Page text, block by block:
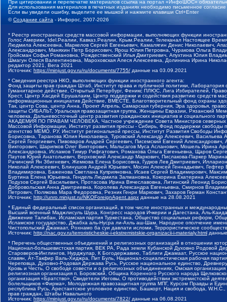
При цитировании и перепечатке материалов ссылка на портал «ИнфоШОС»
Для использования материалов в печатных изданиях необходимо письменное
Если вы увидели ошибку, выделите ее мышкой и нажмите клавиши Ctrl+Enter
©Создание сайта - Инфорос, 2007-2026
* Реестр иностранных средств массовой информации, выполняющих функции
Голос Америки, Idel.Реалии, Кавказ.Реалии, Крым.Реалии, Телеканал Настоящее
Людмила Алексеевна, Маркелов Сергей Евгеньевич, Камалягин Денис Николаевич,
Александрович, Маняхин Петр Борисович, Ярош Юлия Петровна, Чуракова Ольга
Гройсман Софья Романовна, Рождественский Илья Дмитриевич, Апухтина Юлия
Шмагун Олеся Валентиновна, Мароховская Алеся Алексеевна, Долинина Ирина
редактор 2021, Вега 2021
Источник: https://minjust.gov.ru/ru/documents/7755/ данные на 03.09.2021
* Сведения реестра НКО, выполняющих функции иностранного агента:
Фонд защиты прав граждан Штаб, Институт права и публичной политики,
Гуманитарное действие, Открытый Петербург, Феникс ПЛЮС, Лига Избирателей,
Крест, Центр Хасдей Ерушалаим, Центр поддержки и содействия развитию средств
информационных инициатив Действие, ВМЕСТЕ, Благотворительный фонд охраны
Так, центр Сова, центр Анна, Проект Апрель, Самарская губерния, Эра здоровья,
защиты СИБАЛЬТ, Уральская правозащитная группа, Женщины Евразии, Рязанский
человека, Дальневосточный центр развития гражданских инициатив и социального
АКАДЕМИЯ ПО ПРАВАМ ЧЕЛОВЕКА, Частное учреждение Совета Министров северных
Массовой Информации, Институт развития прессы - Сибирь, Фонд поддержки
агентство МЕМО. РУ, Институт региональной прессы, Институт Развития Свободы
Борисовна, Таранова Юлия Николаевна, Туровский Александр Алексеевич,
Сергей Георгиевич, Пивоваров Андрей Сергеевич, Писемский Евгений
Викторович, Шарипков Олег Викторович, Мальсагов Муса Асланович, Мошель Ирина
Александровна, Исламов Тимур Рифгатович, Романова Ольга Евгеньевна, Щаров
Паутов Юрий Анатольевич, Верховский Александр Маркович, Пислакова-Паркер
Рачинский Ян Збигневич, Жемкова Елена Борисовна, Гудков Лев Дмитриевич,
Николай Алексеевич, Блинушов Андрей Юрьевич, Мосин Алексей Геннадьевич,
Владимировна, Баженова Светлана Куприяновна, Исаев Сергей Владимирович,
Буртина Елена Юрьевна, Гендель Людмила Залмановна, Кокорина Екатерина
Подузов Сергей Васильевич, Протасова Ирина Вячеславовна, Литинский Леонид
Добровольская Анна Дмитриевна, Королева Александра Евгеньевна, Смирнов
Петрович, Полякова Мара Федоровна, Резник Генри Маркович, Захаров Герман
Источник: http://unro.minjust.ru/NKOForeignAgent.aspx данные на 28.08.2021
* Единый федеральный список организаций, в том числе иностранных и
Высший военный Маджлисуль Шура, Конгресс народов Ичкерии и Дагестана, Аль-
Движение Талибан, Исламская партия Туркестана, Общество социальных реформ,
Исламское государство, Джабха аль-Нусра ли-Ахль аш-Шам, Народное ополчение
Чистопольский Джамаат, Рохнамо ба суи давлати исломи, Террористическое
Источник: http://nac.gov.ru/terroristicheskie-i-ekstremistskie-organizacii-i-materialy.html
* Перечень общественных объединений и религиозных организаций в отношении
Национал-большевистская партия, ВЕК РА, Рада земли Кубанской Духовно Родовой
Староверов-Инглингов, Нурджулар, К Богодержавию, Таблиги Джамаат, Русское
славян, Ат-Такфир Валь-Хиджра, Пит Буль, Национал-социалистическая рабочая
Череповца, Духовно-Родовая Держава Русь, Русское национальное единство,
Кровь и Честь, О свободе совести и о религиозных объединениях, Омская
религиозная организация п. Боровский, Община Коренного Русского народа
организация «Братство», Свидетели Иеговы, О противодействии экстремистской
болельщиков «Фирма», Молодежная правозащитная группа МПГ, Курсом Правды и
республика Русь, Арестантское уголовное единство, Башкорт, Нация и свобода,
прав граждан, Штабы Навального
Источник: https://minjust.gov.ru/ru/documents/7822/ данные на 06.08.2021